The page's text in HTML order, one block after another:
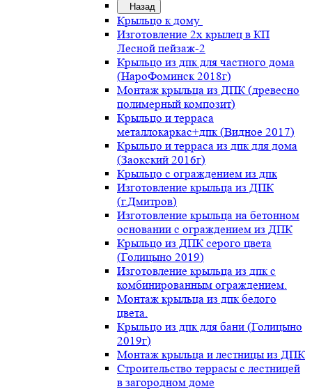
Назад
Крыльцо к дому
Изготовление 2х крылец в КП
Лесной пейзаж-2
Крыльцо из дпк для частного дома
(НароФоминск 2018г)
Монтаж крыльца из ДПК (древесно
полимерный композит)
Крыльцо и терраса
металлокаркас+дпк (Видное 2017)
Крыльцо и терраса из дпк для дома
(Заокский 2016г)
Крыльцо с ограждением из дпк
Изготовление крыльца из ДПК
(г.Дмитров)
Изготовление крыльца на бетонном
основании с ограждением из ДПК
Крыльцо из ДПК серого цвета
(Голицыно 2019)
Изготовление крыльца из дпк с
комбинированным ограждением.
Монтаж крыльца из дпк белого
цвета.
Крыльцо из дпк для бани (Голицыно
2019г)
Монтаж крыльца и лестницы из ДПК
Строительство террасы с лестницей
в загородном доме